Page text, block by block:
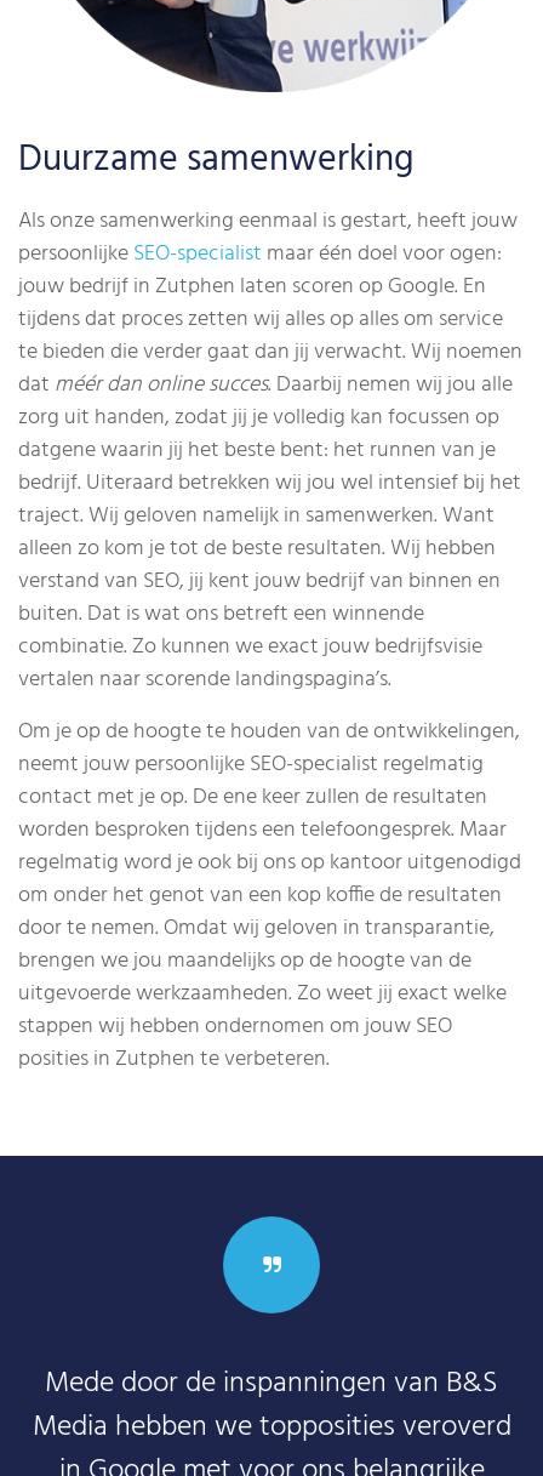
Duurzame samenwerking
Als onze samenwerking eenmaal is gestart, heeft jouw
persoonlijkeSEO-specialist maar één doel voor ogen:
jouw bedrijf in Zutphen laten scoren op Google. En
tijdens dat proces zetten wij alles op alles om service
te bieden die verder gaat dan jij verwacht. Wij noemen
dat méér dan online succes. Daarbij nemen wij jou alle
zorg uit handen, zodat jij je volledig kan focussen op
datgene waarin jij het beste bent: het runnen van je
bedrijf. Uiteraard betrekken wij jou wel intensief bij het
traject. Wij geloven namelijk in samenwerken. Want
alleen zo kom je tot de beste resultaten. Wij hebben
verstand van SEO, jij kent jouw bedrijf van binnen en
buiten. Dat is wat ons betreft een winnende
combinatie. Zo kunnen we exact jouw bedrijfsvisie
vertalen naar scorende landingspagina’s.
Om je op de hoogte te houden van de ontwikkelingen,
neemt jouw persoonlijke SEO-specialist regelmatig
contact met je op. De ene keer zullen de resultaten
worden besproken tijdens een telefoongesprek. Maar
regelmatig word je ook bij ons op kantoor uitgenodigd
om onder het genot van een kop koffie de resultaten
door te nemen. Omdat wij geloven in transparantie,
brengen we jou maandelijks op de hoogte van de
uitgevoerde werkzaamheden. Zo weet jij exact welke
stappen wij hebben ondernomen om jouw SEO
posities in Zutphen te verbeteren.
Mede door de inspanningen van B&S
Media hebben we topposities veroverd